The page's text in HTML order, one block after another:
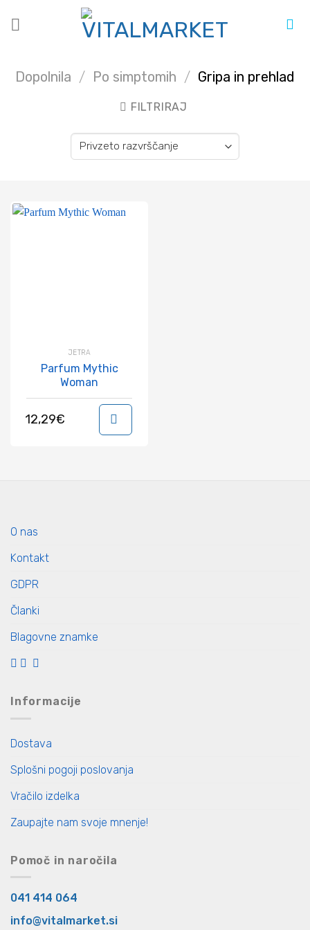
Dopolnila / Po simptomih / Gripa in prehlad
FILTRIRAJ
JETRA
Parfum Mythic
Woman
12,29€
O nas
Kontakt
GDPR
Članki
Blagovne znamke
Informacije
Dostava
Splošni pogoji poslovanja
Vračilo izdelka
Zaupajte nam svoje mnenje!
Pomoč in naročila
041 414 064
info@vitalmarket.si